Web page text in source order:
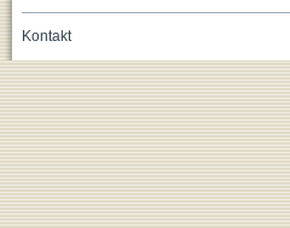
Kontakt